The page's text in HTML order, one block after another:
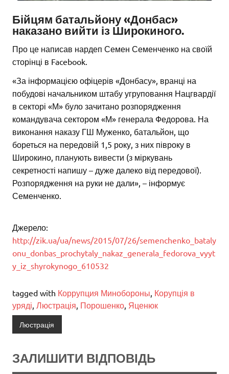
Бійцям батальйону «Донбас»
наказано вийти із Широкиного.
Про це написав нардеп Семен Семенченко на своїй
сторінці в Facebook.
«За інформацією офіцерів «Донбасу», вранці на
побудові начальником штабу угруповання Нацгвардії
в секторі «М» було зачитано розпорядження
командувача сектором «М» генерала Федорова. На
виконання наказу ГШ Муженко, батальйон, що
бореться на передовій 1,5 року, з них півроку в
Широкино, планують вивести (з міркувань
секретності напишу – дуже далеко від передової).
Розпорядження на руки не дали», – інформує
Семенченко.
Джерело:
http://zik.ua/ua/news/2015/07/26/semenchenko_bataly
onu_donbas_prochytaly_nakaz_generala_fedorova_vyyt
y_iz_shyrokynogo_610532
tagged with Коррупция Минобороны, Корупція в
уряді, Люстрація, Порошенко, Яценюк
Люстрація
ЗАЛИШИТИ ВІДПОВІДЬ